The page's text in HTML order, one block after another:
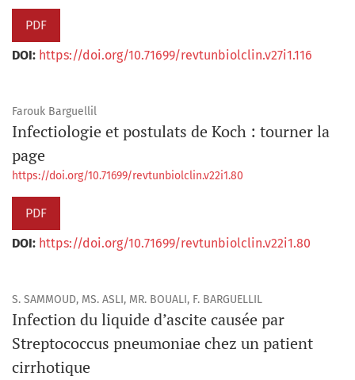
PDF
DOI: https://doi.org/10.71699/revtunbiolclin.v27i1.116
Farouk Barguellil
Infectiologie et postulats de Koch : tourner la
page
https://doi.org/10.71699/revtunbiolclin.v22i1.80
PDF
DOI: https://doi.org/10.71699/revtunbiolclin.v22i1.80
S. SAMMOUD, MS. ASLI, MR. BOUALI, F. BARGUELLIL
Infection du liquide d’ascite causée par
Streptococcus pneumoniae chez un patient
cirrhotique